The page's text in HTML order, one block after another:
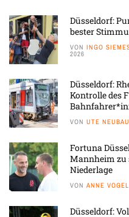
Düsseldorf:
bester
VON INGO
2026
Düsseldorf:
Kontrolle des
VON UTE
Fortuna
Mannheim zu
Niederlage
VON ANNE VOGEL
Düsseldorf: